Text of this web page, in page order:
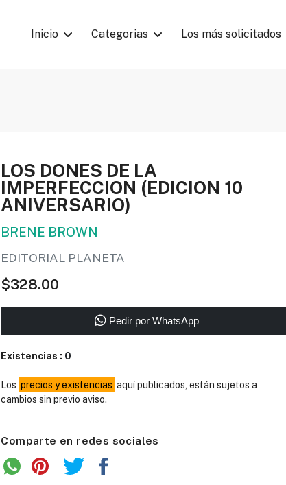
Inicio Categorias Los más solicitados
LOS DONES DE LA
IMPERFECCION (EDICION 10
ANIVERSARIO)
BRENE BROWN
EDITORIAL PLANETA
$328.00
Pedir por WhatsApp
Existencias : 0
Los precios y existencias aquí publicados, están sujetos a
cambios sin previo aviso.
Comparte en redes sociales